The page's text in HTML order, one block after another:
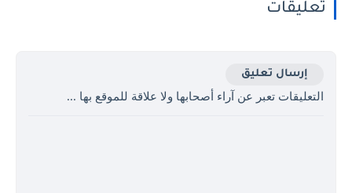
تعليقات
إرسال تعليق
التعليقات تعبر عن آراء أصحابها ولا علاقة للموقع بها ...